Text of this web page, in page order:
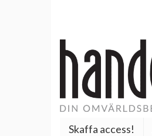
Skaffa access!